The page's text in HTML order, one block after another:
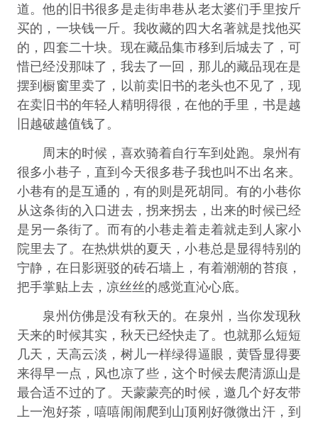
道。他的旧书很多是走街串巷从老太婆们手里按斤
买的，一块钱一斤。我收藏的四大名著就是找他买
的，四套二十块。现在藏品集市移到后城去了，可
惜已经没那味了，我去了一回，那儿的藏品现在是
摆到橱窗里卖了，以前卖旧书的老头也不见了，现
在卖旧书的年轻人精明得很，在他的手里，书是越
旧越破越值钱了。
周末的时候，喜欢骑着自行车到处跑。泉州有
很多小巷子，直到今天很多巷子我也叫不出名来。
小巷有的是互通的，有的则是死胡同。有的小巷你
从这条街的入口进去，拐来拐去，出来的时候已经
是另一条街了。而有的小巷走着走着就走到人家小
院里去了。在热烘烘的夏天，小巷总是显得特别的
宁静，在日影斑驳的砖石墙上，有着潮潮的苔痕，
把手掌贴上去，凉丝丝的感觉直沁心底。
泉州仿佛是没有秋天的。在泉州，当你发现秋
天来的时候其实，秋天已经快走了。也就那么短短
几天，天高云淡，树儿一样绿得逼眼，黄昏显得要
来得早一点，风也凉了些，这个时候去爬清源山是
最合适不过的了。天蒙蒙亮的时候，邀几个好友带
上一泡好茶，嘻嘻闹闹爬到山顶刚好微微出汗，到